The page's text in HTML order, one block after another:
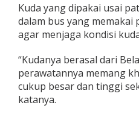
Kuda yang dipakai usai
dalam bus yang memakai
agar menjaga kondisi
“Kudanya berasal dari
perawatannya memang
cukup besar dan tinggi
katanya.